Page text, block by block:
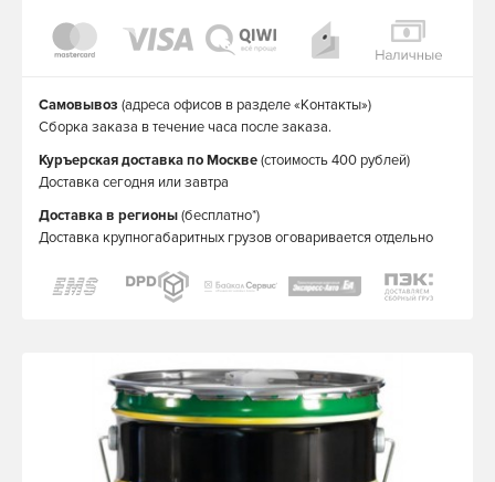
Самовывоз (адреса офисов в разделе «Контакты»)
Сборка заказа в течение часа после заказа.
Куръерская доставка по Москве(стоимость 400 рублей)
Доставка сегодня или завтра
Доставка в регионы(бесплатно*)
Доставка крупногабаритных грузов оговаривается отдельно